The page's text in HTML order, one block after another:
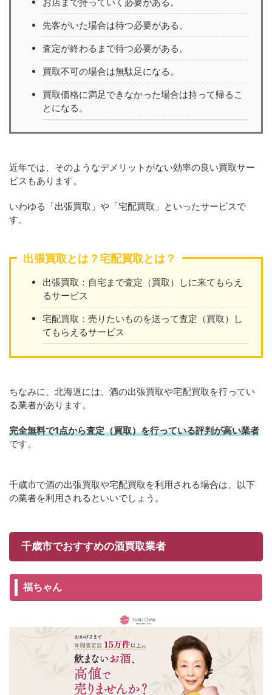
先客がいた場合は待つ必要がある。
査定が終わるまで待つ必要がある。
買取不可の場合は無駄足になる。
買取価格に満足できなかった場合は持って帰るこ
とになる。
近年では、そのようなデメリットがない効率の良い買取サー
ビスもあります。
いわゆる「出張買取」や「宅配買取」といったサービスで
す。
出張買取とは？宅配買取とは？
出張買取：自宅まで査定（買取）しに来てもらえ
るサービス
宅配買取：売りたいものを送って査定（買取）し
てもらえるサービス
ちなみに、北海道には、酒の出張買取や宅配買取を行ってい
る業者があります。
完全無料で1点から査定（買取）を行っている評判が高い業者
です。
千歳市で酒の出張買取や宅配買取を利用される場合は、以下
の業者を利用されるといいでしょう。
千歳市でおすすめの酒買取業者
福ちゃん